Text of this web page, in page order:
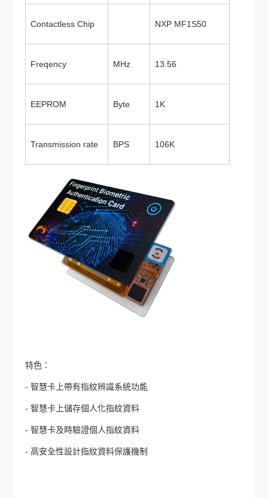
Contactless Chip NXP MF1S50
Freqency MHz 13.56
EEPROM Byte 1K
Transmission rate BPS 106K
特色：
- 智慧卡上帶有指紋辨識系統功能
- 智慧卡上儲存個人化指紋資料
- 智慧卡及時驗證個人指紋資料
- 高安全性設計指紋資料保護機制